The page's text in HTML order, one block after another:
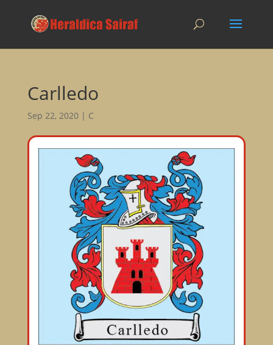
Carlledo
Sep 22, 2020| C